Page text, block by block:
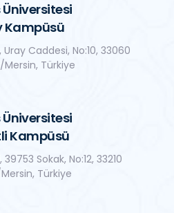
Üniversitesi
Kampüsü
Caddesi, No:10, 33060
Mersin, Türkiye
Üniversitesi
Kampüsü
Sokak, No:12, 33210
Türkiye